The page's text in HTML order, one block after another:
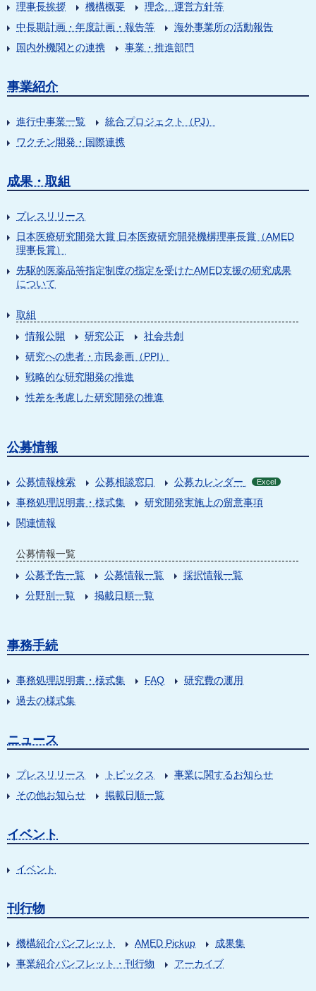
理事長挨拶 機構概要
理念、運営方針等
中長期計画・年度計画・報告等
海外事業所の活動報告
国内外機関との連携
事業・推進部門
事業紹介
進行中事業一覧
統合プロジェクト（PJ）
ワクチン開発・国際連携
成果・取組
プレスリリース
日本医療研究開発大賞 日本医療研究開発機構理事長賞（AMED
理事長賞）
先駆的医薬品等指定制度の指定を受けたAMED支援の研究成果
について
取組
情報公開
研究公正
社会共創
研究への患者・市民参画（PPI）
戦略的な研究開発の推進
性差を考慮した研究開発の推進
公募情報
公募情報検索 公募相談窓口 公募カレンダー Excel
事務処理説明書・様式集
研究開発実施上の留意事項
関連情報
公募情報一覧
公募予告一覧
公募情報一覧
採択情報一覧
分野別一覧
掲載日順一覧
事務手続
事務処理説明書・様式集 FAQ
研究費の運用
過去の様式集
ニュース
プレスリリース トピックス
事業に関するお知らせ
その他お知らせ
掲載日順一覧
イベント
イベント
刊行物
機構紹介パンフレット AMED Pickup
成果集
事業紹介パンフレット・刊行物
アーカイブ